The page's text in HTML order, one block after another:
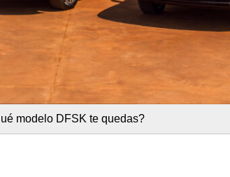
modelo DFSK te quedas?